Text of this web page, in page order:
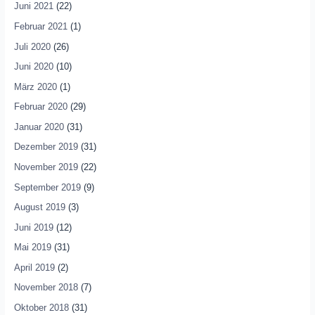
Juni 2021(22)
Februar 2021(1)
Juli 2020(26)
Juni 2020(10)
März 2020(1)
Februar 2020(29)
Januar 2020(31)
Dezember 2019(31)
November 2019(22)
September 2019(9)
August 2019(3)
Juni 2019(12)
Mai 2019(31)
April 2019(2)
November 2018(7)
Oktober 2018(31)